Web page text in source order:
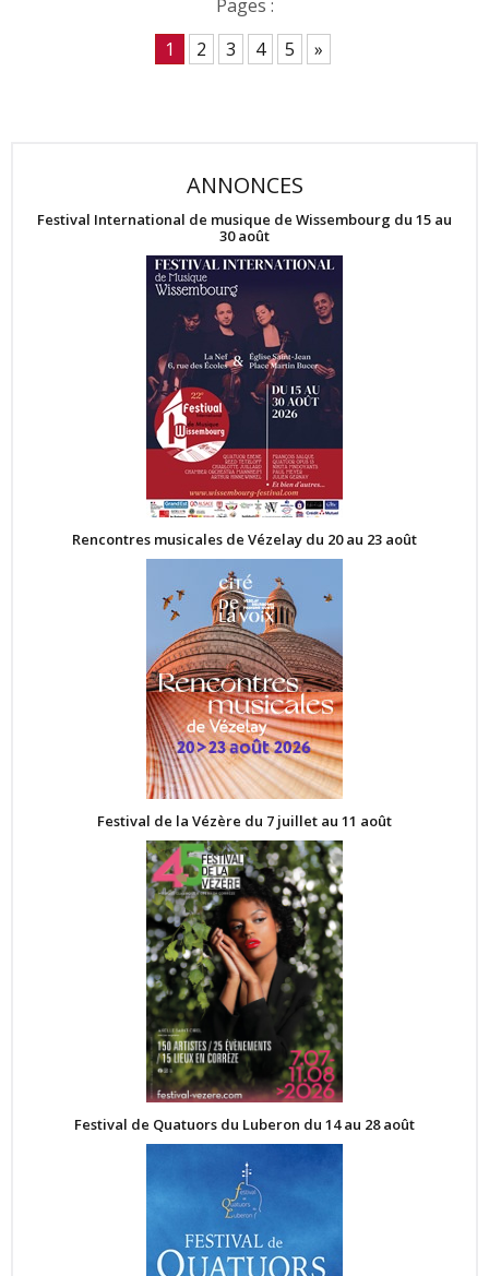
Pages :
1
2 3 4 5 »
ANNONCES
Festival International de musique de Wissembourg du 15 au
30 août
Rencontres musicales de Vézelay du 20 au 23 août
Festival de la Vézère du 7 juillet au 11 août
Festival de Quatuors du Luberon du 14 au 28 août